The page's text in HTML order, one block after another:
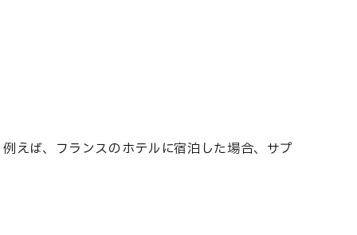
えば、フランスのホテルに宿泊した場合、サプ